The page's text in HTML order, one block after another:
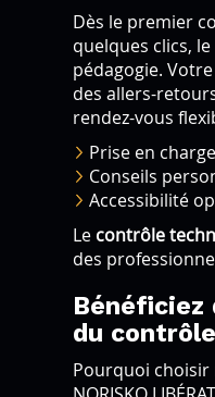
Dès le premier
quelques clics,
pédagogie.
des allers-
rendez-vous
Prise en
Conseils
Accessibilité
Le contrôle
des
du contrôle
Pourquoi